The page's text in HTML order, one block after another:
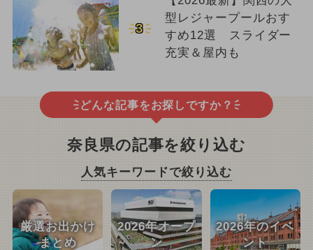
3
型レジャープールおす
すめ12選 スライダー
充実＆屋内も
どんな記事をお探しですか？
奈良県の記事を絞り込む
人気キーワードで絞り込む
厳選お出かけ
まとめ
2026年オープ
ン
2026年のイベ
ント